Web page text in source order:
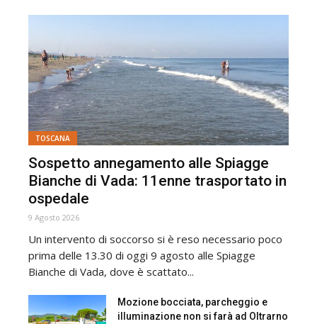
TOSCANA
Sospetto annegamento alle Spiagge
Bianche di Vada: 11enne trasportato in
ospedale
9 Agosto 2026
Un intervento di soccorso si è reso necessario poco
prima delle 13.30 di oggi 9 agosto alle Spiagge
Bianche di Vada, dove è scattato...
Mozione bocciata, parcheggio e
illuminazione non si farà ad Oltrarno